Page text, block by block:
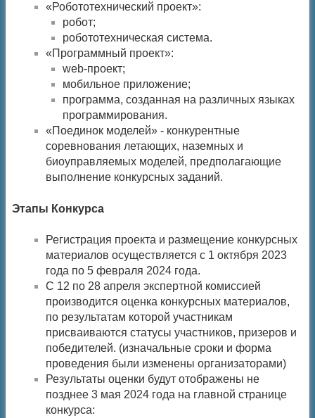
«Робототехнический проект»:
робот;
робототехническая система.
«Программный проект»:
web-проект;
мобильное приложение;
программа, созданная на различных языках
программирования.
«Поединок моделей» - конкурентные
соревнования летающих, наземных и
биоуправляемых моделей, предполагающие
выполнение конкурсных заданий.
Этапы Конкурса
Регистрация проекта и размещение конкурсных
материалов осуществляется с 1 октября 2023
года по 5 февраля 2024 года.
С 12 по 28 апреля экспертной комиссией
производится оценка конкурсных материалов,
по результатам которой участникам
присваиваются статусы участников, призеров и
победителей. (изначальные сроки и форма
проведения были изменены организаторами)
Результаты оценки будут отображены не
позднее 3 мая 2024 года на главной странице
конкурса: